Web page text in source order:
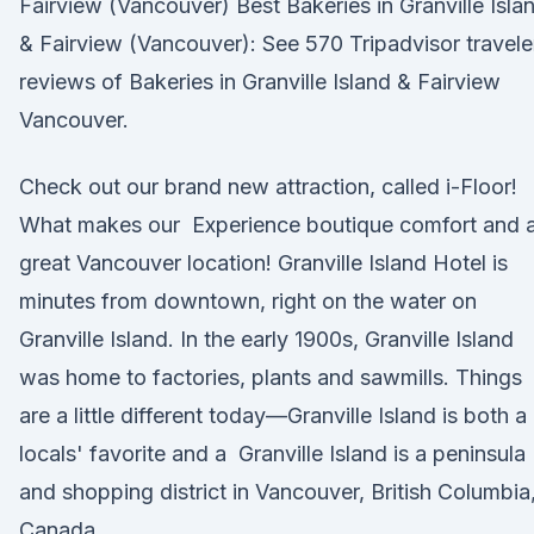
Fairview (Vancouver) Best Bakeries in Granville
& Fairview (Vancouver): See 570 Tripadvisor
reviews of Bakeries in Granville Island & Fairview
Vancouver.
Check out our brand new attraction, called i-Floor!
What makes our Experience boutique comfort and
great Vancouver location! Granville Island Hotel is
minutes from downtown, right on the water on
Granville Island. In the early 1900s, Granville Island
was home to factories, plants and sawmills. Things
are a little different today—Granville Island is both a
locals' favorite and a Granville Island is a peninsula
and shopping district in Vancouver, British Columbia,